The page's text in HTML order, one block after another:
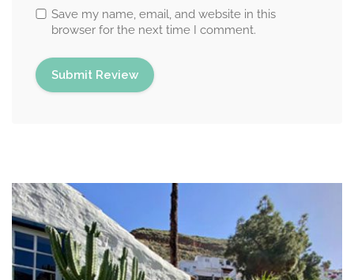
Save my name, email, and website in this
browser for the next time I comment.